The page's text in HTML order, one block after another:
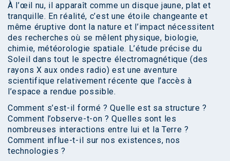
À l’œil nu, il apparaît comme un disque jaune, plat et
tranquille. En réalité, c’est une étoile changeante et
même éruptive dont la nature et l’impact nécessitent
des recherches où se mêlent physique, biologie,
chimie, météorologie spatiale. L’étude précise du
Soleil dans tout le spectre électromagnétique (des
rayons X aux ondes radio) est une aventure
scientifique relativement récente que l’accès à
l’espace a rendue possible.
Comment s’est-il formé ? Quelle est sa structure ?
Comment l’observe-t-on ? Quelles sont les
nombreuses interactions entre lui et la Terre ?
Comment influe-t-il sur nos existences, nos
technologies ?